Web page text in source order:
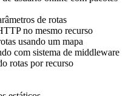
de rotas
no mesmo recurso
usando um mapa
com sistema de middleware
rotas por recurso